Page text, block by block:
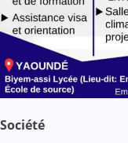
Société